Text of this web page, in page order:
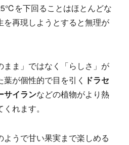
を下回ることはほとんどな
を再現しようとすると無理が
まま」ではなく「らしさ」が
が個性的で目を引く ドラセ
サイランなどの植物がより熱
れます。
ようで甘い果実まで楽しめる